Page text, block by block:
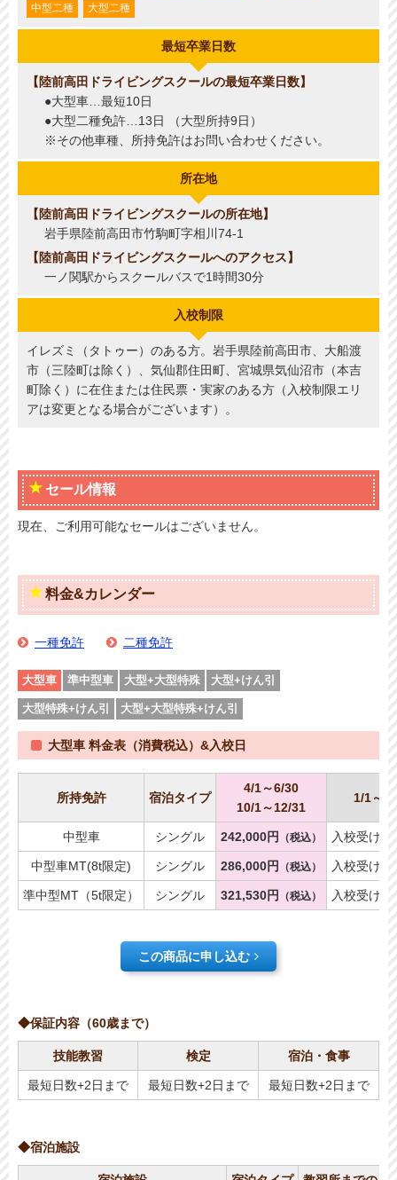
中型二種
大型二種
最短卒業日数
陸前高田ドライビングスクールの最短卒業日数
●大型車…最短10日
●大型二種免許…13日 （大型所持9日）
※その他車種、所持免許はお問い合わせください。
所在地
陸前高田ドライビングスクールの所在地
岩手県陸前高田市竹駒町字相川74-1
陸前高田ドライビングスクールへのアクセス
一ノ関駅からスクールバスで1時間30分
入校制限
イレズミ（タトゥー）のある方。岩手県陸前高田市、大船渡
市（三陸町は除く）、気仙郡住田町、宮城県気仙沼市（本吉
町除く）に在住または住民票・実家のある方（入校制限エリ
アは変更となる場合がございます）。
セール情報
現在、ご利用可能なセールはございません。
料金&カレンダー
一種免許 二種免許
大型車 準中型車 大型+大型特殊 大型+けん引
大型特殊+けん引 大型+大型特殊+けん引
大型車 料金表（消費税込）&入校日
所持免許 宿泊タイプ
4/1～6/30
10/1～12/31
1/1～3/
中型車 シングル 242,000円 （税込） 入校受け
中型車MT(8t限定) シングル 286,000円 （税込） 入校受け
準中型MT（5t限定） シングル 321,530円 （税込） 入校受け
この商品に申し込む
◆保証内容（60歳まで）
技能教習 検定 宿泊・食事
最短日数+2日まで 最短日数+2日まで 最短日数+2日まで
◆宿泊施設